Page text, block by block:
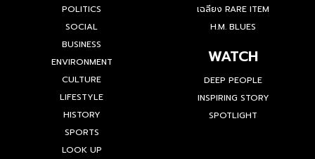
POLITICS
SOCIAL
BUSINESS
ENVIRONMENT
CULTURE
LIFESTYLE
HISTORY
SPORTS
LOOK UP
เฉลียง RARE ITEM
H.M. BLUES
WATCH
DEEP PEOPLE
INSPIRING STORY
SPOTLIGHT